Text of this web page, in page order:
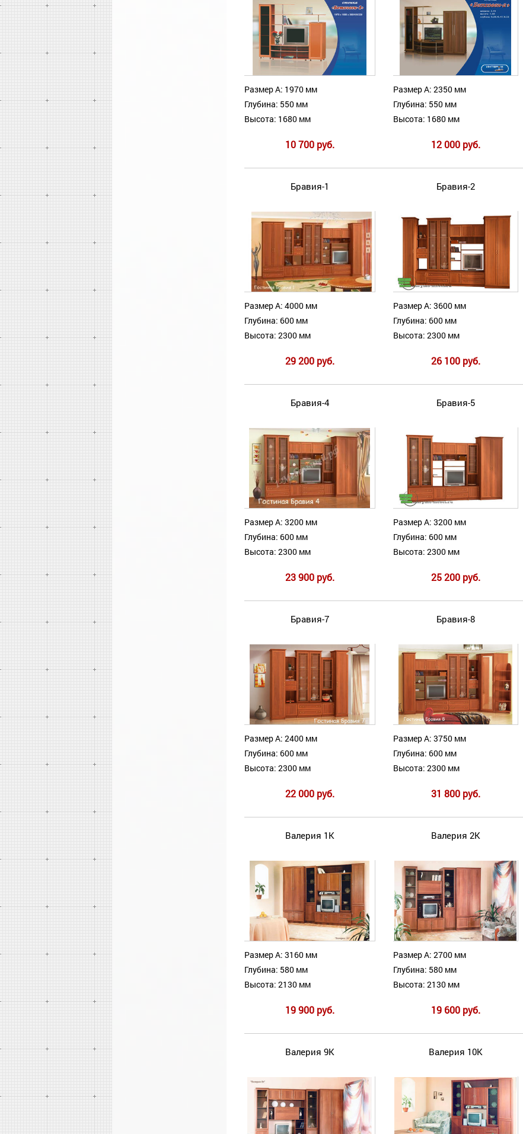
Размер А: 1970 мм
Глубина: 550 мм
Высота: 1680 мм
10 700 руб.
Размер А: 2350 мм
Глубина: 550 мм
Высота: 1680 мм
12 000 руб.
Бравия-1
Размер А: 4000 мм
Глубина: 600 мм
Высота: 2300 мм
29 200 руб.
Бравия-2
Размер А: 3600 мм
Глубина: 600 мм
Высота: 2300 мм
26 100 руб.
Бравия-4
Размер А: 3200 мм
Глубина: 600 мм
Высота: 2300 мм
23 900 руб.
Бравия-5
Размер А: 3200 мм
Глубина: 600 мм
Высота: 2300 мм
25 200 руб.
Бравия-7
Размер А: 2400 мм
Глубина: 600 мм
Высота: 2300 мм
22 000 руб.
Бравия-8
Размер А: 3750 мм
Глубина: 600 мм
Высота: 2300 мм
31 800 руб.
Валерия 1К
Размер А: 3160 мм
Глубина: 580 мм
Высота: 2130 мм
19 900 руб.
Валерия 2К
Размер А: 2700 мм
Глубина: 580 мм
Высота: 2130 мм
19 600 руб.
Валерия 9К Валерия 10К